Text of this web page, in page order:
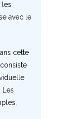
les
avec le
cette
Les